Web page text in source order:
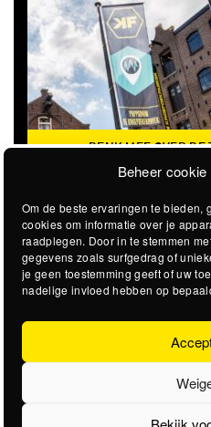
Beheer
Om de beste ervaringen te
cookies om informatie over je
raadplegen. Door in te stemmen
gegevens zoals surfgedrag of
je geen toestemming geeft of uw
nadelige invloed hebben op
DENK MEE OVER DE